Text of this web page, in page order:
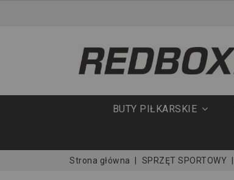
BUTY PIŁKARSKIE
Strona główna SPRZĘT SPORTOWY